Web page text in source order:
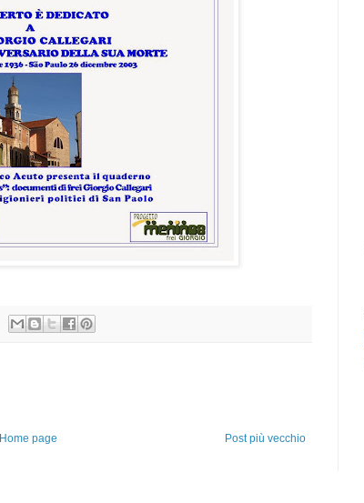
Post più vecchio
Home page